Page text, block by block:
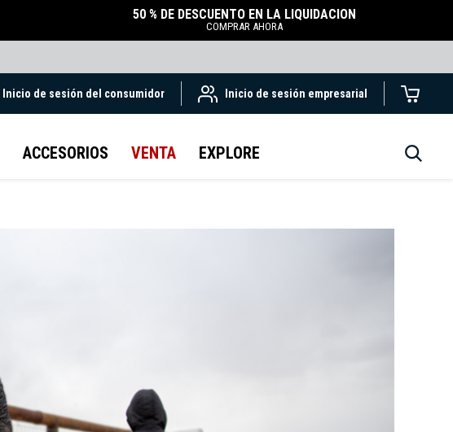
50 % DE DESCUENTO EN LA LIQUIDACIÓN
COMPRAR AHORA
Inicio de sesión del consumidor Inicio de sesión empresarial
ACCESORIOS VENTA EXPLORE